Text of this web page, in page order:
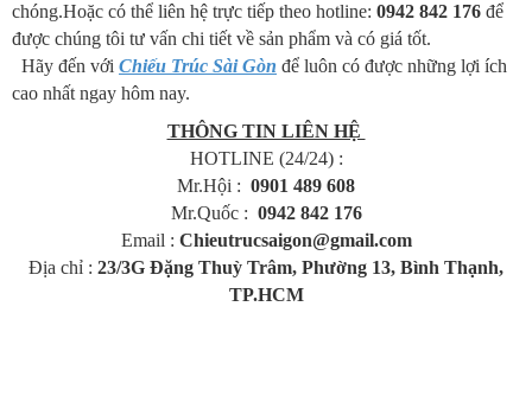
chóng.Hoặc có thể liên hệ trực tiếp theo hotline: 0942 842 176 để
được chúng tôi tư vấn chi tiết về sản phẩm và có giá tốt.
Hãy đến với Chiếu Trúc Sài Gòn để luôn có được những lợi ích
cao nhất ngay hôm nay.
THÔNG TIN LIÊN HỆ
HOTLINE (24/24) :
Mr.Hội : 0901 489 608
Mr.Quốc : 0942 842 176
Email : Chieutrucsaigon@gmail.com​
Địa chỉ : 23/3G Đặng Thuỳ Trâm, Phường 13, Bình Thạnh,
TP.HCM